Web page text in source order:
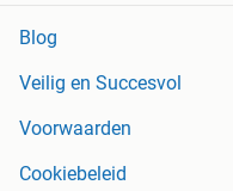
Blog
Veilig en Succesvol
Voorwaarden
Cookiebeleid